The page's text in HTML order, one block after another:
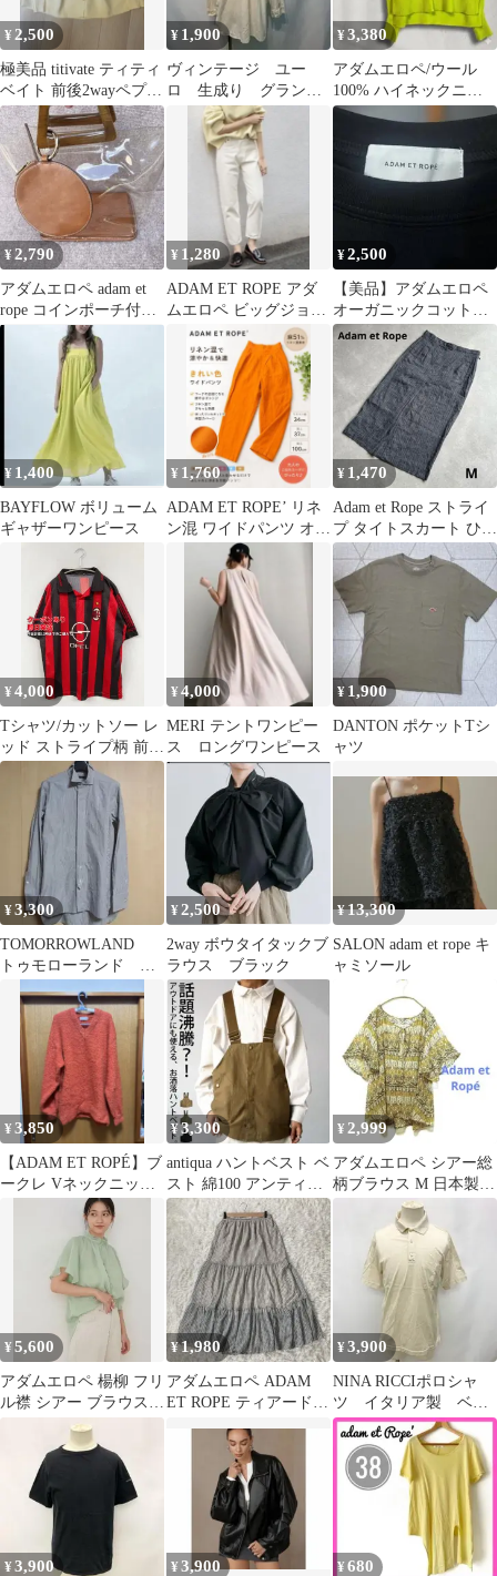
¥2,500
極美品 titivate ティティ
ベイト 前後2wayペプラ
ムニットトップス
¥ 1,900
ヴィンテージ ユー
ロ 生成り グラン
パ バンドカラー
¥3,380
アダムエロペ/ウール
100% ハイネックニッ
ト 黄緑 F ゆったり ク
¥2,790
アダムエロペ adam et
rope コインポーチ付
クリアトートバッグ
¥ 1,280
ADAM ET ROPE アダ
ムエロペ ビッグジョン
ハイライズセルビッチ
デニム
¥2,500
【美品】アダムエロペ
オーガニックコットン
アシンメトリーネック
ワンピース 黒
¥ 1,400
BAYFLOW ボリューム
ギャザーワンピース
¥ 1,760
ADAM ET ROPE’ リネ
ン混 ワイドパンツ オレ
ンジ テーパードパンツ
¥ 1,470
Adam et Rope ストライ
プ タイトスカート ひざ
丈 リネン混 S
¥4,000
Tシャツ/カットソー レ
ッド ストライプ柄 前面
プリント バックプリン
ト ブランドロゴ ミドル
丈 半袖 Vネック メンズ
¥4,000
MERI テントワンピー
ス ロングワンピース
¥ 1,900
DANTON ポケットTシ
ャツ
¥3,300
TOMORROWLAND
トゥモローランド ウ
イングカラー ダブル
カフス シャツ
¥2,500
2way ボウタイタックブ
ラウス ブラック
¥13,300
SALON adam et rope キ
ャミソール
¥3,850
【ADAM ET ROPÉ】ブ
ークレ Vネックニット
オレンジ テラコッタ M
¥3,300
antiqua ハントベスト ベ
スト 綿100 アンティ
カ キャメル
¥ 2,999
アダムエロペ シアー総
柄ブラウス М 日本製
シフォン リボン付 幾何
¥5,600
アダムエロペ 楊柳 フリ
ル襟 シアー ブラウス
ミントグリーン F
¥1,980
アダムエロペ ADAM
ET ROPE ティアードス
¥3,900
NINA RICCIポロシャ
ツ イタリア製 ベー
ジュ
¥3,900 ¥3,900 ¥ 680